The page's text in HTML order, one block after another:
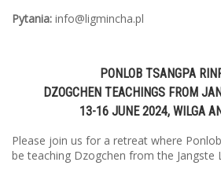
Pytania: info@ligmincha.pl
PONLOB TSANGPA
DZOGCHEN TEACHINGS FROM
13-16 JUNE 2024, WILGA
Please join us for a retreat where
be teaching Dzogchen from the Jangste